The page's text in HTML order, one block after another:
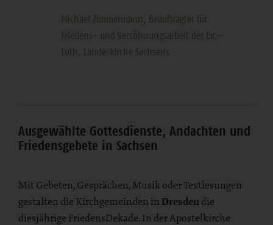
Michael Zimmermann, Beauftragter für
Friedens- und Versöhnungsarbeit der Ev.-
Luth. Landeskirche Sachsens
Ausgewählte Gottesdienste, Andachten und
Friedensgebete in Sachsen
Mit Gebeten, Gesprächen, Musik oder Textlesungen
gestalten die Kirchgemeinden in Dresdendie
diesjährige FriedensDekade. In der Apostelkirche